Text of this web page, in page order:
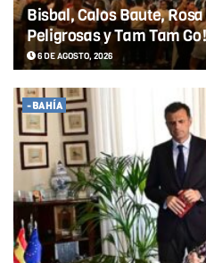
Bisbal, Calos Baute,
Peligrosas y Tam Tam
6 DE AGOSTO, 2026
-BAHÍA